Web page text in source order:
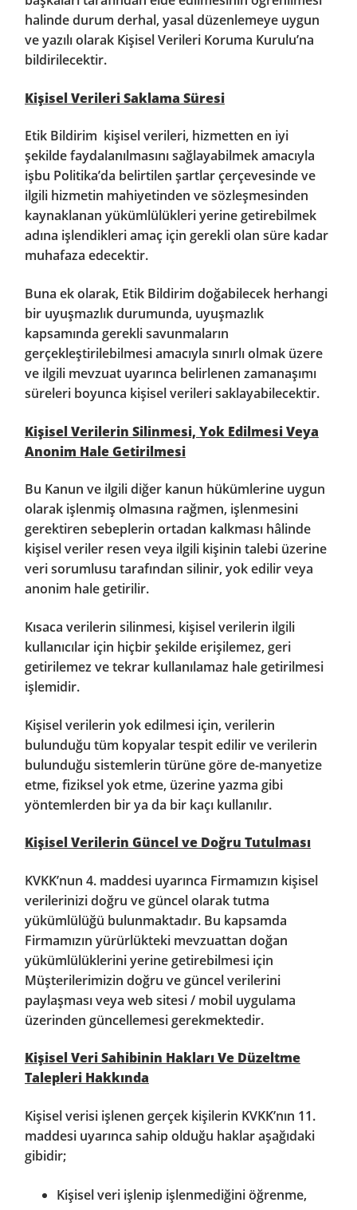
halinde durum derhal, yasal düzenlemeye uygun
ve yazılı olarak Kişisel Verileri Koruma Kurulu’na
bildirilecektir.
Kişisel Verileri Saklama Süresi
Etik Bildirim kişisel verileri, hizmetten en iyi
şekilde faydalanılmasını sağlayabilmek amacıyla
işbu Politika’da belirtilen şartlar çerçevesinde ve
ilgili hizmetin mahiyetinden ve sözleşmesinden
kaynaklanan yükümlülükleri yerine getirebilmek
adına işlendikleri amaç için gerekli olan süre kadar
muhafaza edecektir.
Buna ek olarak, Etik Bildirim doğabilecek herhangi
bir uyuşmazlık durumunda, uyuşmazlık
kapsamında gerekli savunmaların
gerçekleştirilebilmesi amacıyla sınırlı olmak üzere
ve ilgili mevzuat uyarınca belirlenen zamanaşımı
süreleri boyunca kişisel verileri saklayabilecektir.
Kişisel Verilerin Silinmesi, Yok Edilmesi Veya
Anonim Hale Getirilmesi
Bu Kanun ve ilgili diğer kanun hükümlerine uygun
olarak işlenmiş olmasına rağmen, işlenmesini
gerektiren sebeplerin ortadan kalkması hâlinde
kişisel veriler resen veya ilgili kişinin talebi üzerine
veri sorumlusu tarafından silinir, yok edilir veya
anonim hale getirilir.
Kısaca verilerin silinmesi, kişisel verilerin ilgili
kullanıcılar için hiçbir şekilde erişilemez, geri
getirilemez ve tekrar kullanılamaz hale getirilmesi
işlemidir.
Kişisel verilerin yok edilmesi için, verilerin
bulunduğu tüm kopyalar tespit edilir ve verilerin
bulunduğu sistemlerin türüne göre de-manyetize
etme, fiziksel yok etme, üzerine yazma gibi
yöntemlerden bir ya da bir kaçı kullanılır.
Kişisel Verilerin Güncel ve Doğru Tutulması
KVKK’nun 4. maddesi uyarınca Firmamızın kişisel
verilerinizi doğru ve güncel olarak tutma
yükümlülüğü bulunmaktadır. Bu kapsamda
Firmamızın yürürlükteki mevzuattan doğan
yükümlülüklerini yerine getirebilmesi için
Müşterilerimizin doğru ve güncel verilerini
paylaşması veya web sitesi / mobil uygulama
üzerinden güncellemesi gerekmektedir.
Kişisel Veri Sahibinin Hakları Ve Düzeltme
Talepleri Hakkında
Kişisel verisi işlenen gerçek kişilerin KVKK’nın 11.
maddesi uyarınca sahip olduğu haklar aşağıdaki
gibidir;
Kişisel veri işlenip işlenmediğini öğrenme,